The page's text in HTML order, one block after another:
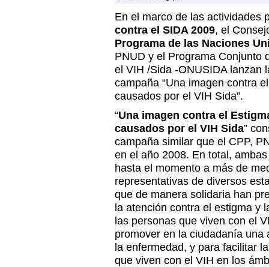
En el marco de las actividades
contra el SIDA 2009, el
Programa de las Naciones
PNUD y el Programa Conjunto
el VIH /Sida -ONUSIDA lanzan
campaña “Una imagen contra
causados por el VIH Sida”.
“Una imagen contra el
causados por el VIH Sida”
campaña similar que el CPP,
en el año 2008. En total,
hasta el momento a más de
representativas de diversos
que de manera solidaria han
la atención contra el estigma y
las personas que viven con el
promover en la ciudadanía
la enfermedad, y para facilitar
que viven con el VIH en los